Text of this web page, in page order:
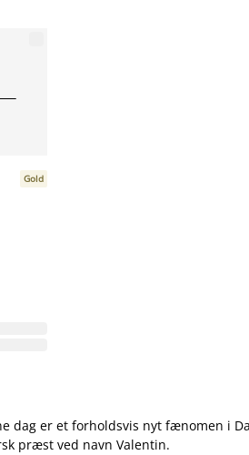
Gold
dag er et forholdsvis nyt fænomen i
præst ved navn Valentin.